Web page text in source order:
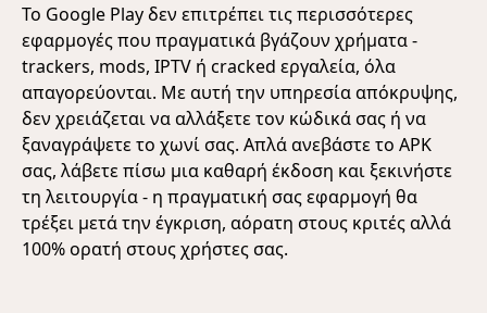
Το Google Play δεν επιτρέπει τις περισσότερες
εφαρμογές που πραγματικά βγάζουν χρήματα -
trackers, mods, IPTV ή cracked εργαλεία, όλα
απαγορεύονται. Με αυτή την υπηρεσία απόκρυψης,
δεν χρειάζεται να αλλάξετε τον κώδικά σας ή να
ξαναγράψετε το χωνί σας. Απλά ανεβάστε το APK
σας, λάβετε πίσω μια καθαρή έκδοση και ξεκινήστε
τη λειτουργία - η πραγματική σας εφαρμογή θα
τρέξει μετά την έγκριση, αόρατη στους κριτές αλλά
100% ορατή στους χρήστες σας.